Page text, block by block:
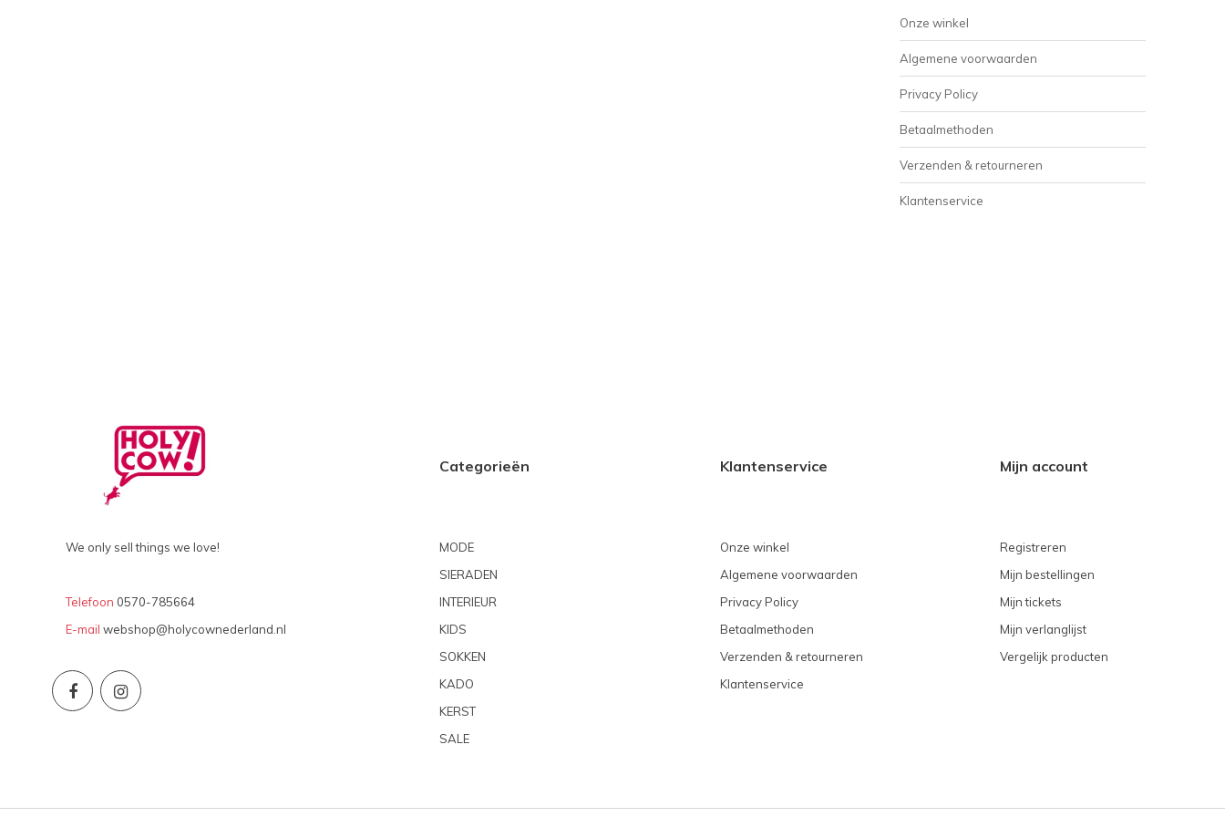
Onze winkel
Algemene voorwaarden
Privacy Policy
Betaalmethoden
Verzenden & retourneren
Klantenservice
We only sell things we love!
Telefoon 0570-785664
E-mail webshop@holycownederland.nl
Categorieën
MODE
SIERADEN
INTERIEUR
KIDS
SOKKEN
KADO
KERST
SALE
Klantenservice
Onze winkel
Algemene voorwaarden
Privacy Policy
Betaalmethoden
Verzenden & retourneren
Klantenservice
Mijn account
Registreren
Mijn bestellingen
Mijn tickets
Mijn verlanglijst
Vergelijk producten